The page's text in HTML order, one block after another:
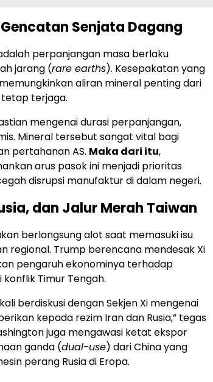
Senjata Dagang
perpanjangan masa berlaku
jarang (rare earths). Kesepakatan yang
aliran mineral penting dari
tetap terjaga.
mengenai durasi perpanjangan,
Mineral tersebut sangat vital bagi
pertahanan AS. Maka dari itu,
arus pasok ini menjadi prioritas
disrupsi manufaktur di dalam negeri.
dan Jalur Merah Taiwan
berlangsung alot saat memasuki isu
regional. Trump berencana mendesak Xi
pengaruh ekonominya terhadap
Timur Tengah.
berdiskusi dengan Sekjen Xi mengenai
kepada rezim Iran dan Rusia,” tegas
juga mengawasi ketat ekspor
ganda (dual-use) dari China yang
perang Rusia di Eropa.